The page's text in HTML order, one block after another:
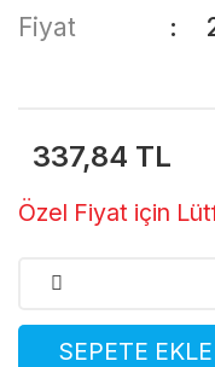
Fiyat
337,84 TL
Özel Fiyat için
SEPETE EKLE